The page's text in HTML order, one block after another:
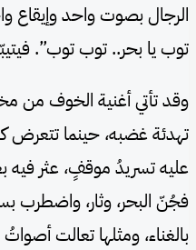
الرجال بصوت واحد وإيقاع
توب يا بحر.. توب توب”.
وقد تأتي أغنية الخوف من
تهدئة غضبه، حينما تتعرض
عليه تسريدُ موقفٍ، عثر فيه
فجُنّ البحر، وثار، واضطرب
بالغناء، ومثلها تعالت